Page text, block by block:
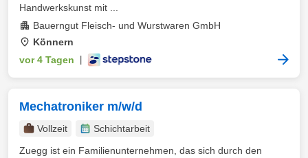
Handwerkskunst mit ...
Bauerngut Fleisch- und Wurstwaren GmbH
Könnern
vor 4 Tagen
Mechatroniker m/w/d
Vollzeit
Schichtarbeit
Zuegg ist ein Familienunternehmen, das sich durch den